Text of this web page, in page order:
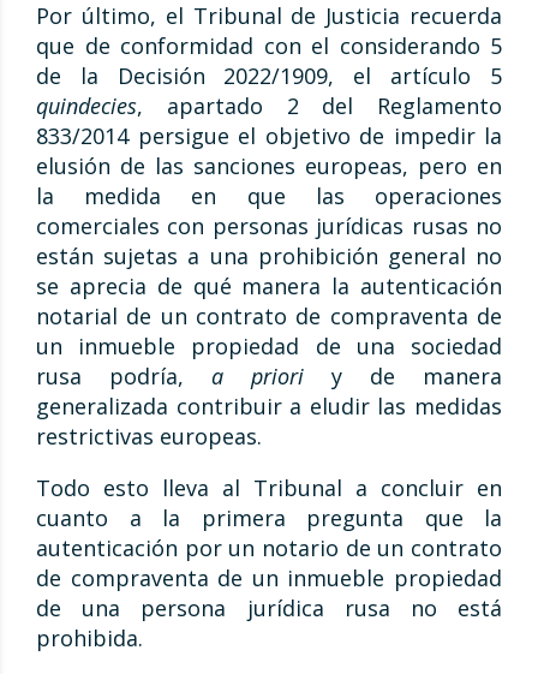
Por último, el Tribunal de Justicia recuerda
que de conformidad con el considerando 5
de la Decisión 2022/1909, el artículo 5
quindecies, apartado 2 del Reglamento
833/2014 persigue el objetivo de impedir la
elusión de las sanciones europeas, pero en
la medida en que las operaciones
comerciales con personas jurídicas rusas no
están sujetas a una prohibición general no
se aprecia de qué manera la autenticación
notarial de un contrato de compraventa de
un inmueble propiedad de una sociedad
rusa podría, a priori y de manera
generalizada contribuir a eludir las medidas
restrictivas europeas.
Todo esto lleva al Tribunal a concluir en
cuanto a la primera pregunta que la
autenticación por un notario de un contrato
de compraventa de un inmueble propiedad
de una persona jurídica rusa no está
prohibida.